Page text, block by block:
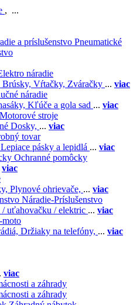
, ...
Pneumatické
náradie
Brúsky, Vŕtačky, Zváračky ... viac
náradie
Kľúče a gola sad ... viac
Motorové stroje
Dosky, ... viac
tovar
Lepiace pásky a lepidlá ... viac
Ochranné pomôcky
viac
Plynové ohrievače, ... viac
Náradie-Príslušenstvo
/ uťahovačku / elektric ... viac
moto
Držiaky na telefóny, ... viac
viac
a záhrady
a záhrady